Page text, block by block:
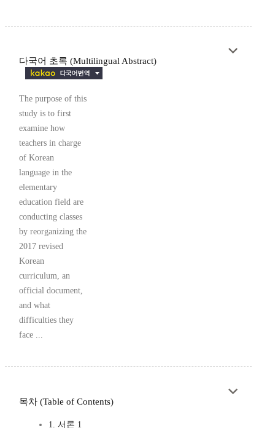
다국어 초록 (Multilingual Abstract)
The purpose of this
study is to first
examine how
teachers in charge
of Korean
language in the
elementary
education field are
conducting classes
by reorganizing the
2017 revised
Korean
curriculum, an
official document,
and what
difficulties they
face ...
목차 (Table of Contents)
1. 서론 1